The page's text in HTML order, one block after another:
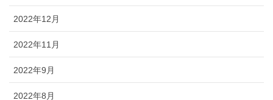
2022年12月
2022年11月
2022年9月
2022年8月